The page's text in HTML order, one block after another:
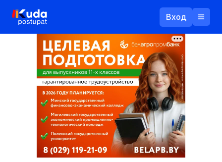
Вход
Логин
Пароль
Назад
Ваш email